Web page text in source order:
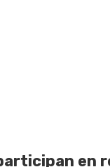
en